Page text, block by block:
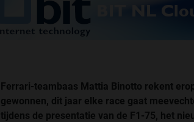
Ferrari-teambaas Mattia Binotto rekent
gewonnen, dit jaar elke race gaat
tijdens de presentatie van de F1-75, het